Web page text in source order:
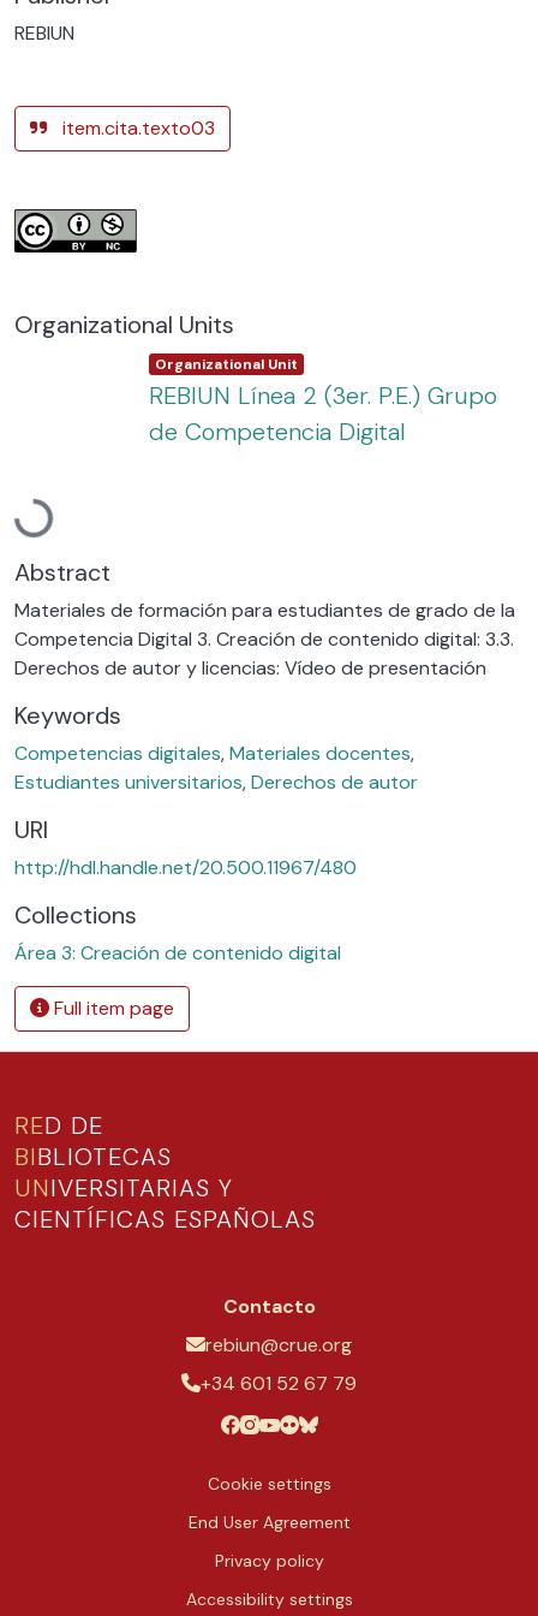
REBIUN
item.cita.texto03
Organizational Units
Loading...
Item type:
Organizational Unit ,
REBIUN Línea 2 (3er. P.E.) Grupo
de Competencia Digital
Abstract
Materiales de formación para estudiantes de grado de la
Competencia Digital 3. Creación de contenido digital: 3.3.
Derechos de autor y licencias: Vídeo de presentación
Keywords
Competencias digitales,Materiales docentes,
Estudiantes universitarios,Derechos de autor
URI
http://hdl.handle.net/20.500.11967/480
Collections
Área 3: Creación de contenido digital
Full item page
RED DE
BIBLIOTECAS
UNIVERSITARIAS Y
CIENTÍFICAS ESPAÑOLAS
Contacto
rebiun@crue.org
+34 601 52 67 79
Cookie settings
End User Agreement
Privacy policy
Accessibility settings